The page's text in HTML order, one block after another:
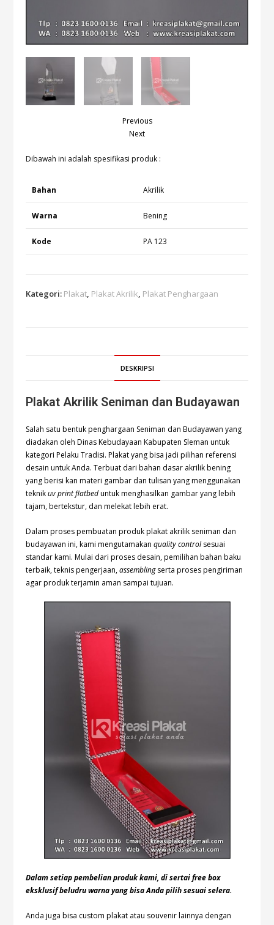
Previous
Next
Dibawah ini adalah spesifikasi produk :
Bahan Akrilik
Warna Bening
Kode PA 123
Kategori: Plakat, Plakat Akrilik, Plakat Penghargaan
DESKRIPSI
Plakat Akrilik Seniman dan Budayawan
Salah satu bentuk penghargaan Seniman dan Budayawan yang
diadakan oleh Dinas Kebudayaan Kabupaten Sleman untuk
kategori Pelaku Tradisi. Plakat yang bisa jadi pilihan referensi
desain untuk Anda. Terbuat dari bahan dasar akrilik bening
yang berisi kan materi gambar dan tulisan yang menggunakan
teknikuv print flatbeduntuk menghasilkan gambar yang lebih
tajam, bertekstur, dan melekat lebih erat.
Dalam proses pembuatan produk plakat akrilik seniman dan
budayawan ini, kami mengutamakanquality controlsesuai
standar kami. Mulai dari proses desain, pemilihan bahan baku
terbaik, teknis pengerjaan,assemblingserta proses pengiriman
agar produk terjamin aman sampai tujuan.
Dalam setiap pembelian produk kami, di sertai free box
eksklusif beludru warna yang bisa Anda pilih sesuai selera.
Anda juga bisa custom plakat atau souvenir lainnya dengan